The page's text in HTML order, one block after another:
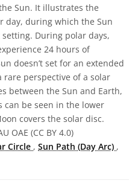
Sun. It illustrates the
day, during which the Sun
During polar days,
24 hours of
doesn’t set for an extended
rare perspective of a solar
between the Sun and Earth,
can be seen in the lower
covers the solar disc.
OAE (CC BY 4.0)
Circle , Sun Path (Day Arc) ,